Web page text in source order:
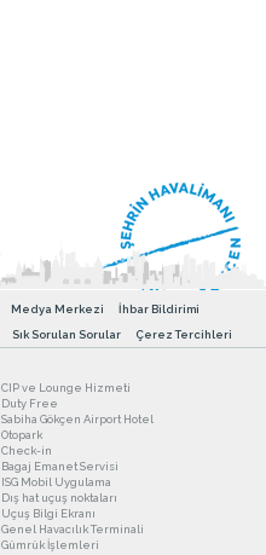
Medya Merkezi
İhbar Bildirimi
Sık Sorulan Sorular Çerez Tercihleri
CIP ve Lounge Hizmeti
Duty Free
Sabiha Gökçen Airport Hotel
Otopark
Check-in
Bagaj Emanet Servisi
ISG Mobil Uygulama
Dış hat uçuş noktaları
Uçuş Bilgi Ekranı
Genel Havacılık Terminali
Gümrük İşlemleri